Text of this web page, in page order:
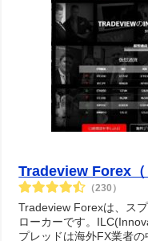
Tradeview Forex（
（230）
Tradeview Forexは、ス
ローカーです。
プレッドは海外FX業者